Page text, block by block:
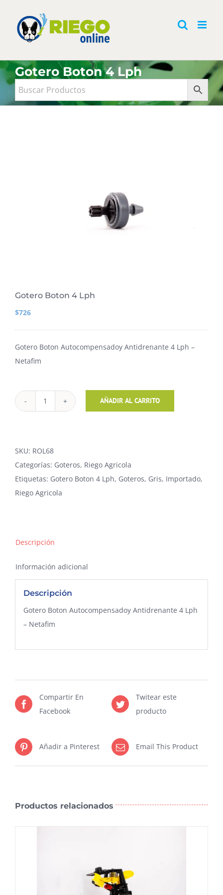
contenido
Gotero Boton 4 Lph
Gotero Boton 4 Lph
$726
Gotero Boton Autocompensadoy Antidrenante 4 Lph –
Netafim
Gotero
Boton
cantidad
AÑADIR AL CARRITO
SKU: ROL68
Categorías: Goteros, Riego Agricola
Etiquetas: Gotero Boton 4 Lph, Goteros, Gris, Importado,
Riego Agricola
Descripción
Información adicional
Descripción
Gotero Boton Autocompensadoy Antidrenante 4 Lph
– Netafim
Compartir En
Facebook
Twitear este
producto
Añadir a Pinterest Email This Product
Productos relacionados